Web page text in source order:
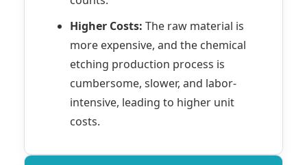
Higher Costs: The raw material is
more expensive, and the chemical
etching production process is
cumbersome, slower, and labor-
intensive, leading to higher unit
costs.